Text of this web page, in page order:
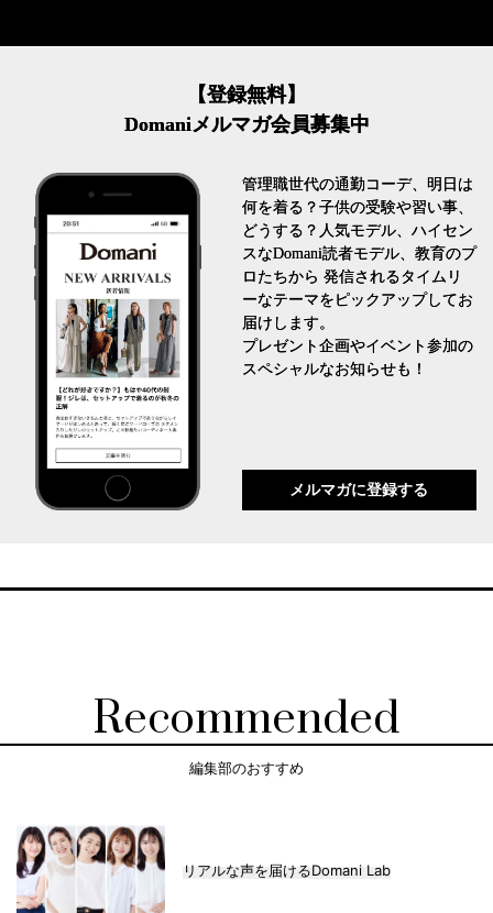
【登録無料】
Domaniメルマガ会員募集中
管理職世代の通勤コーデ、明日は
何を着る？子供の受験や習い事、
どうする？人気モデル、ハイセン
スなDomani読者モデル、教育のプ
ロたちから 発信されるタイムリ
ーなテーマをピックアップしてお
届けします。
プレゼント企画やイベント参加の
スペシャルなお知らせも！
メルマガに登録する
Recommended
編集部のおすすめ
リアルな声を届けるDomani Lab